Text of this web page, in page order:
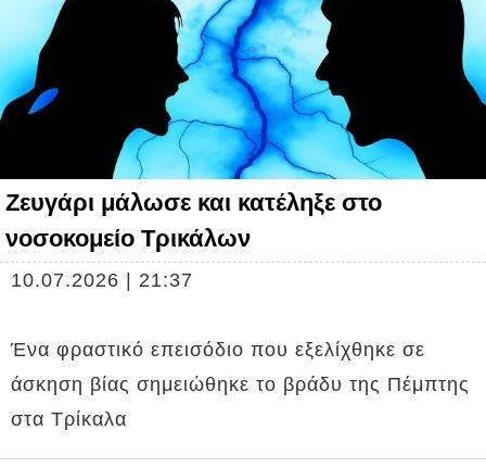
Ζευγάρι μάλωσε και κατέληξε στο
νοσοκομείο Τρικάλων
10.07.2026 | 21:37
Ένα φραστικό επεισόδιο που εξελίχθηκε σε
άσκηση βίας σημειώθηκε το βράδυ της Πέμπτης
στα Τρίκαλα